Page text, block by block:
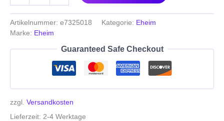
Artikelnummer: e7325018 Kategorie: Eheim
Marke: Eheim
Guaranteed Safe Checkout
zzgl. Versandkosten
Lieferzeit: 2-4 Werktage